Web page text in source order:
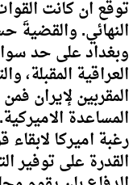
توقع ان كانت
النهائي.
وبغداد على حد
العراقية المقبلة،
المقربين لإيران
المساعدة
رغبة اميركا
القدرة على توفير